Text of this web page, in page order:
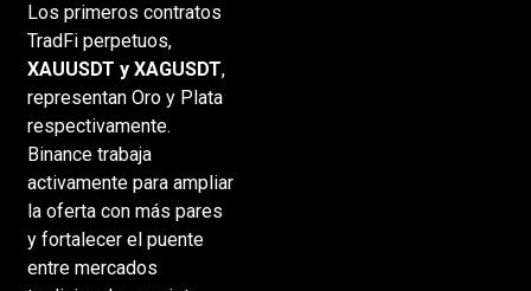
Los primeros contratos
TradFi perpetuos,
XAUUSDT y XAGUSDT,
representan Oro y Plata
respectivamente.
Binance trabaja
activamente para ampliar
la oferta con más pares
y fortalecer el puente
entre mercados